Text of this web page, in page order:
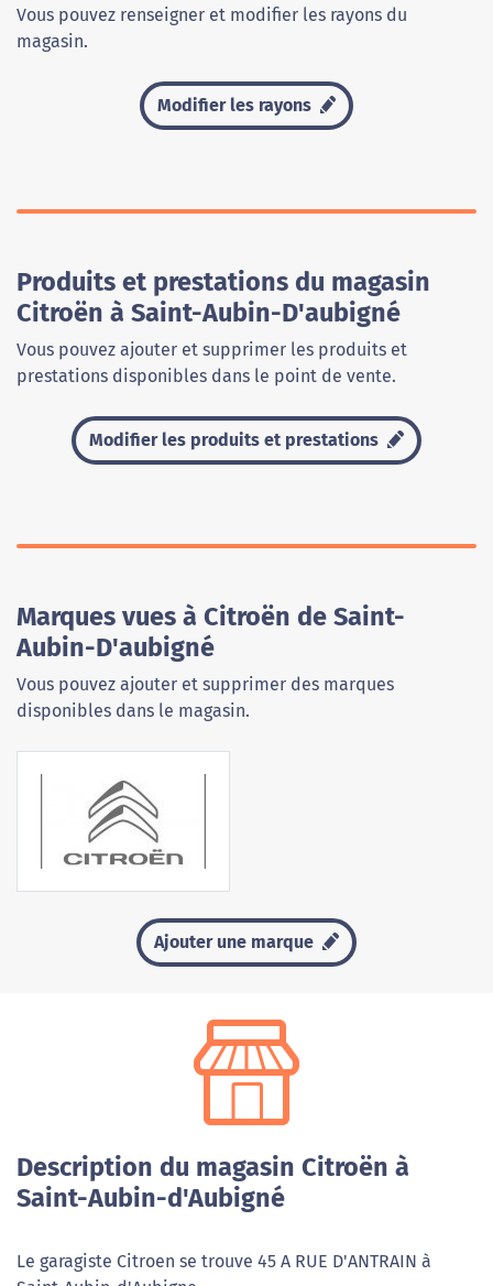
Vous pouvez renseigner et modifier les rayons du
magasin.
Modifier les rayons
Produits et prestations du magasin
Citroën à Saint-Aubin-D'aubigné
Vous pouvez ajouter et supprimer les produits et
prestations disponibles dans le point de vente.
Modifier les produits et prestations
Marques vues à Citroën de Saint-
Aubin-D'aubigné
Vous pouvez ajouter et supprimer des marques
disponibles dans le magasin.
Ajouter une marque
Description du magasin Citroën à
Saint-Aubin-d'Aubigné
Le garagiste Citroen se trouve 45 A RUE D'ANTRAIN à